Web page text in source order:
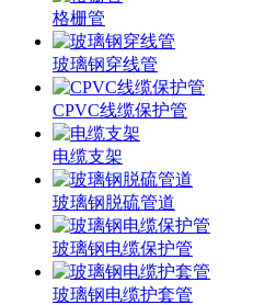
格栅管
玻璃钢穿线管
CPVC线缆保护管
电缆支架
玻璃钢脱硫管道
玻璃钢电缆保护管
玻璃钢电缆护套管